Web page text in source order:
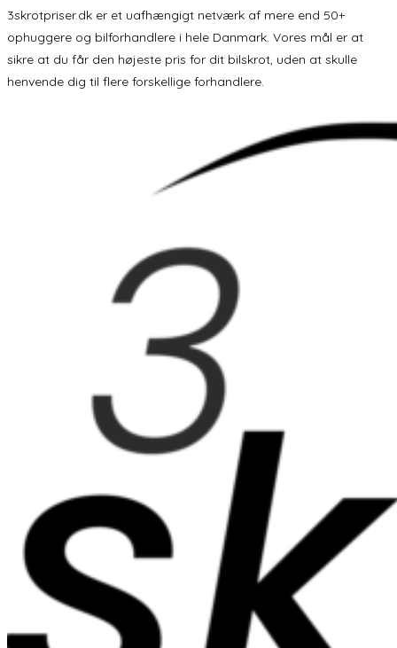
3skrotpriser.dk er et uafhængigt netværk af mere end 50+
ophuggere og bilforhandlere i hele Danmark. Vores mål er at
sikre at du får den højeste pris for dit bilskrot, uden at skulle
henvende dig til flere forskellige forhandlere.